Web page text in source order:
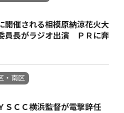
開催される相模原納涼花火大
員長がラジオ出演 ＰＲに奔
・南区
ＳＣＣ横浜監督が電撃辞任